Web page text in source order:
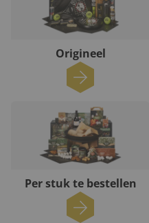
Origineel
Per stuk te bestellen